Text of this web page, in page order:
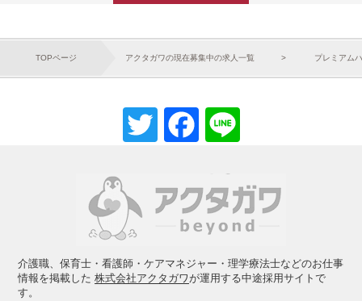
TOPページ アクタガワの現在募集中の求人一覧 プレミアム
TwitterFacebook
介護職、保育士・看護師・ケアマネジャー・理学療法士などのお仕事
情報を掲載した株式会社アクタガワが運用する中途採用サイトで
す。